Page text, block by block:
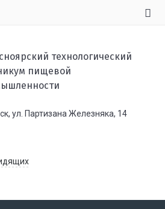
технологический
пищевой
ул. Партизана Железняка, 14